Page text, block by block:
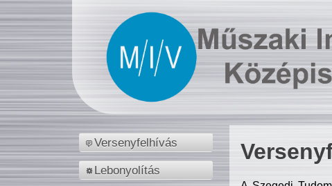
Versenyfelhívás
Lebonyolítás